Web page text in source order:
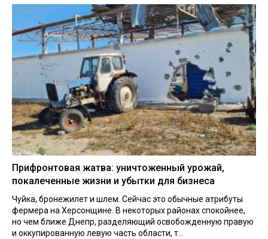
Прифронтовая жатва: уничтоженный урожай,
покалеченные жизни и убытки для бизнеса
Чуйка, бронежилет и шлем. Сейчас это обычные атрибуты
фермера на Херсонщине. В некоторых районах спокойнее,
но чем ближе Днепр, разделяющий освобожденную правую
и оккупированную левую часть области, т...